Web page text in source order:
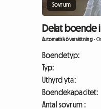
Sovrum
Delat boende
Automatisk översättning-
Boendetyp:
Typ:
Uthyrd yta:
Boendekapacitet:
Antal sovrum :